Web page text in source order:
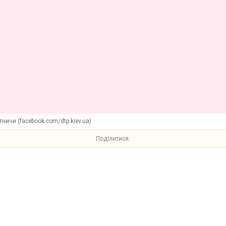
(facebook.com/dtp.kiev.ua)
Поділитися: